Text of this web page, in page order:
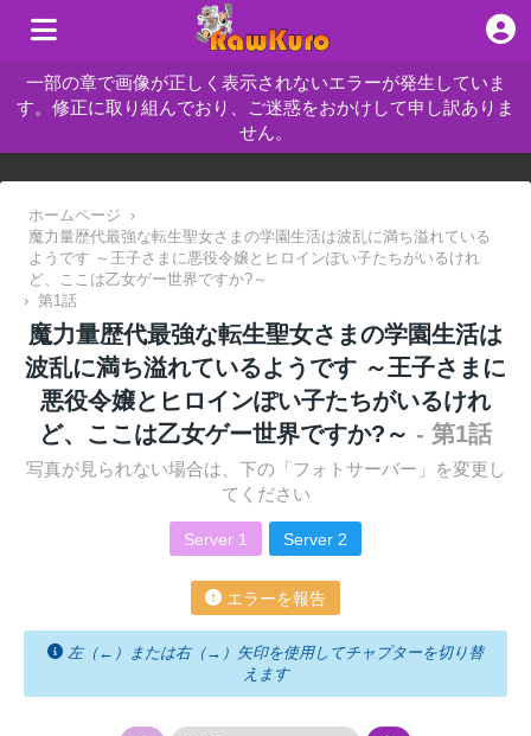
一部の章で画像が正しく表示されないエラーが発生していま
す。修正に取り組んでおり、ご迷惑をおかけして申し訳ありま
せん。
ホームページ
›
魔力量歴代最強な転生聖女さまの学園生活は波乱に満ち溢れている
ようです ～王子さまに悪役令嬢とヒロインぽい子たちがいるけれ
ど、ここは乙女ゲー世界ですか?～
› 第1話
魔力量歴代最強な転生聖女さまの学園生活は
波乱に満ち溢れているようです ～王子さまに
悪役令嬢とヒロインぽい子たちがいるけれ
ど、ここは乙女ゲー世界ですか?～ - 第1話
写真が見られない場合は、下の「フォトサーバー」を変更し
てください
Server 1 Server 2
エラーを報告
左（←）または右（→）矢印を使用してチャプターを切り替
えます